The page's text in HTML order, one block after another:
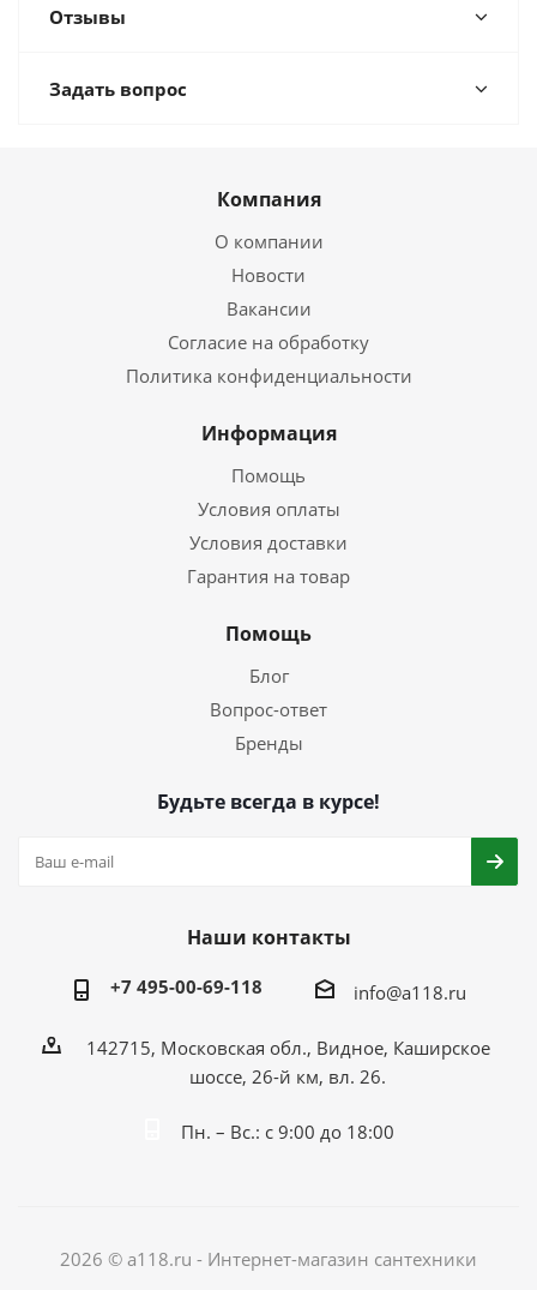
Отзывы
Задать вопрос
Компания
О компании
Новости
Вакансии
Согласие на обработку
Политика конфиденциальности
Информация
Помощь
Условия оплаты
Условия доставки
Гарантия на товар
Помощь
Блог
Вопрос-ответ
Бренды
Будьте всегда в курсе!
Наши контакты
+7 495-00-69-118 info@a118.ru
142715, Московская обл., Видное, Каширское
шоссе, 26-й км, вл. 26.
Пн. – Вс.: с 9:00 до 18:00
2026 © a118.ru - Интернет-магазин сантехники